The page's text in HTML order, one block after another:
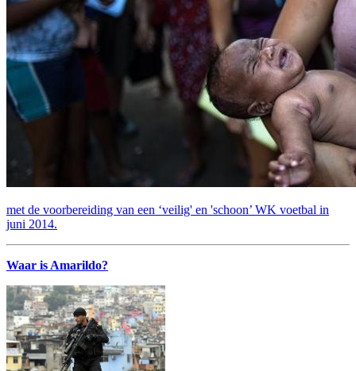
met de voorbereiding van een ‘veilig' en 'schoon’ WK voetbal in
juni 2014.
Waar is Amarildo?